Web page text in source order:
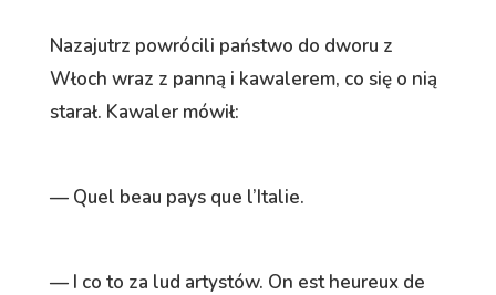
Nazajutrz powrócili państwo do dworu z
Włoch wraz z panną i kawalerem, co się o nią
starał. Kawaler mówił:
— Quel beau pays que l’Italie.
— I co to za lud artystów. On est heureux de